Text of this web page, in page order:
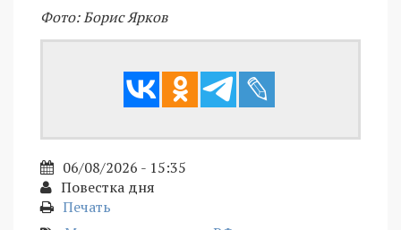
Фото: Борис Ярков
06/08/2026 - 15:35
Повестка дня
Печать